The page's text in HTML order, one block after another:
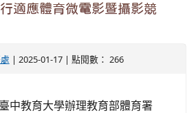
適應體育微電影暨攝影競
| 2025-01-17 | 點閱數： 266
中教育大學辦理教育部體育署